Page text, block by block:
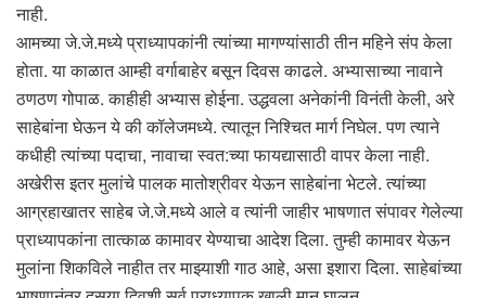
नाही.
आमच्या जे.जे.मध्ये प्राध्यापकांनी त्यांच्या मागण्यांसाठी तीन महिने संप केला
होता. या काळात आम्ही वर्गाबाहेर बसून दिवस काढले. अभ्यासाच्या नावाने
ठणठण गोपाळ. काहीही अभ्यास होईना. उद्धवला अनेकांनी विनंती केली, अरे
साहेबांना घेऊन ये की कॉलेजमध्ये. त्यातून निश्चित मार्ग निघेल. पण त्याने
कधीही त्यांच्या पदाचा, नावाचा स्वत:च्या फायद्यासाठी वापर केला नाही.
अखेरीस इतर मुलांचे पालक मातोश्रीवर येऊन साहेबांना भेटले. त्यांच्या
आग्रहाखातर साहेब जे.जे.मध्ये आले व त्यांनी जाहीर भाषणात संपावर गेलेल्या
प्राध्यापकांना तात्काळ कामावर येण्याचा आदेश दिला. तुम्ही कामावर येऊन
मुलांना शिकविले नाहीत तर माझ्याशी गाठ आहे, असा इशारा दिला. साहेबांच्या